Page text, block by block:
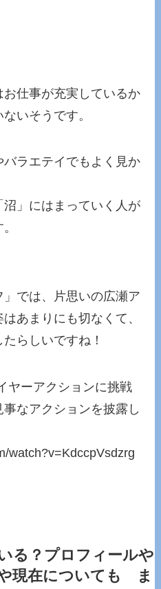
仕事が充実しているか
いそうです。
ラエテイでもよく見か
」にはまっていく人が
」では、片思いの広瀬ア
あまりにも切なくて、
らしいですね！
ヤーアクションに挑戦
なアクションを披露し
watch?v=KdccpVsdzrg
る？プロフィールや
現在についても ま